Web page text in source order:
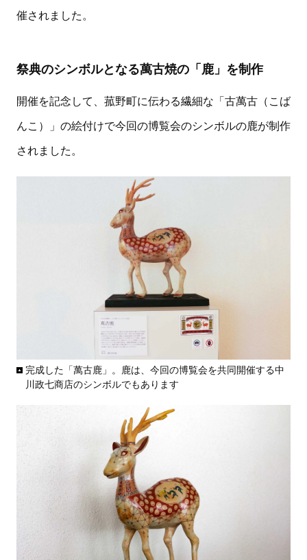
催されました。
祭典のシンボルとなる萬古焼の「鹿」を制作
開催を記念して、菰野町に伝わる繊細な「古萬古（こば
んこ）」の絵付けで今回の博覧会のシンボルの鹿が制作
されました。
完成した「萬古鹿」。鹿は、今回の博覧会を共同開催する中
川政七商店のシンボルでもあります